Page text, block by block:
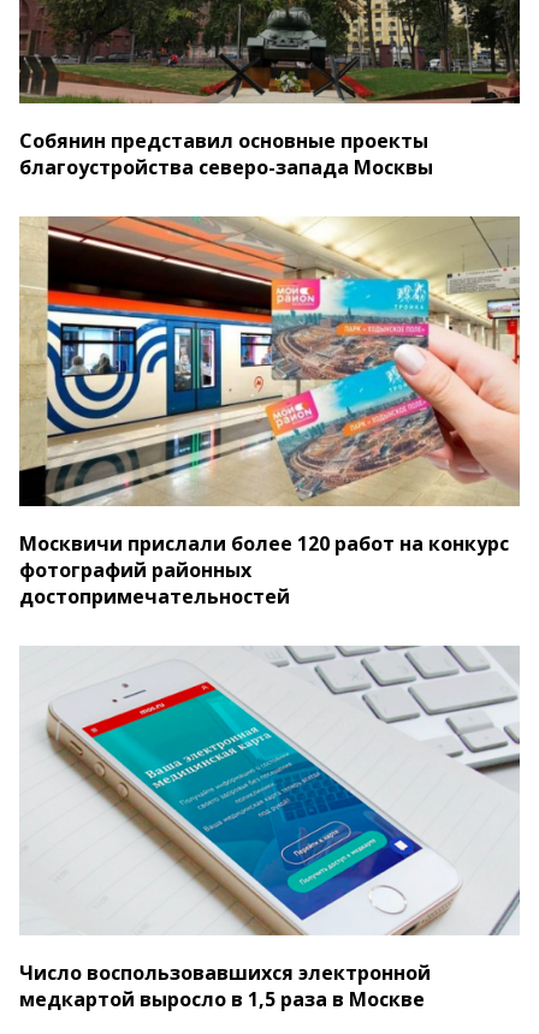
Собянин представил основные проекты
благоустройства северо-запада Москвы
Москвичи прислали более 120 работ на конкурс
фотографий районных
достопримечательностей
Число воспользовавшихся электронной
медкартой выросло в 1,5 раза в Москве